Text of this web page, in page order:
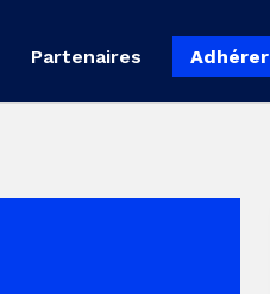
Partenaires Adhérer